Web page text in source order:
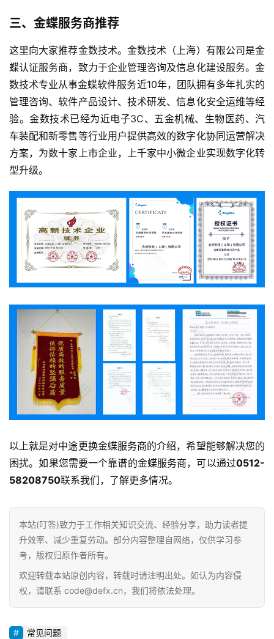
首
页
d
类
三、金蝶服务商推荐
这里向大家推荐金数技术。金数技术（上海）有限公司是金
蝶认证服务商，致力于企业管理咨询及信息化建设服务。金
数技术专业从事金蝶软件服务近10年，团队拥有多年扎实的
管理咨询、软件产品设计、技术研发、信息化安全运维等经
验。金数技术已经为近电子3C、五金机械、生物医药、汽
车装配和新零售等行业用户提供高效的数字化协同运营解决
方案，为数十家上市企业，上千家中小微企业实现数字化转
型升级。
以上就是对中途更换金蝶服务商的介绍，希望能够解决您的
困扰。如果您需要一个靠谱的金蝶服务商，可以通过0512-
58208750联系我们，了解更多情况。
本站(叮答)致力于工作相关知识交流、经验分享，助力读者提
升效率、减少重复劳动。部分内容整理自网络，仅供学习参
考，版权归原作者所有。
欢迎转载本站原创内容，转载时请注明出处。如认为内容侵
权，请联系 code@defx.cn，我们将依法处理。
常见问题